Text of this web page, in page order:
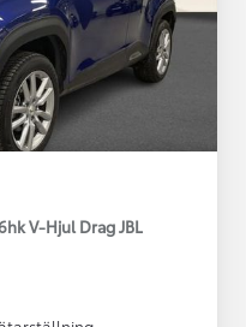
V-Hjul Drag JBL